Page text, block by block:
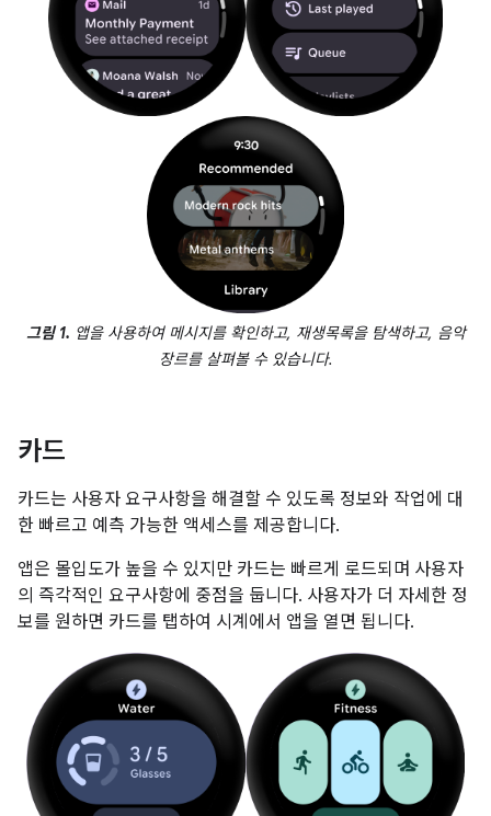
그림 1. 앱을 사용하여 메시지를 확인하고, 재생목록을 탐색하고, 음악
장르를 살펴볼 수 있습니다.
카드
카드는 사용자 요구사항을 해결할 수 있도록 정보와 작업에 대
한 빠르고 예측 가능한 액세스를 제공합니다.
앱은 몰입도가 높을 수 있지만 카드는 빠르게 로드되며 사용자
의 즉각적인 요구사항에 중점을 둡니다. 사용자가 더 자세한 정
보를 원하면 카드를 탭하여 시계에서 앱을 열면 됩니다.